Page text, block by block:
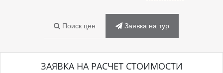
Поиск цен Заявка на тур
ЗАЯВКА НА РАСЧЕТ СТОИМОСТИ